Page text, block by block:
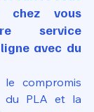
chez vous
service
avec du
le compromis
du PLA et la